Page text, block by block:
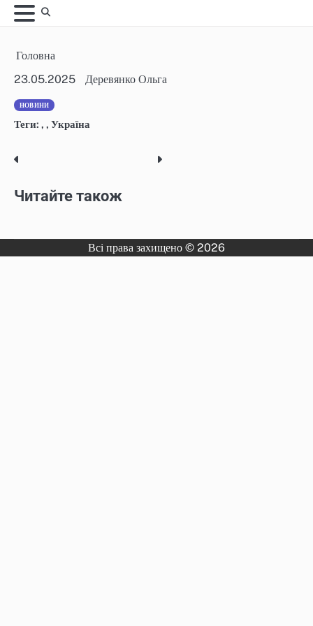
Skip
to
Головна
23.05.2025
Деревянко Ольга
НОВИНИ
Теги: , , Україна
Post
navigation
Читайте також
Всі права захищено © 2026